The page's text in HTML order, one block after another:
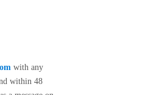
with any
within 48